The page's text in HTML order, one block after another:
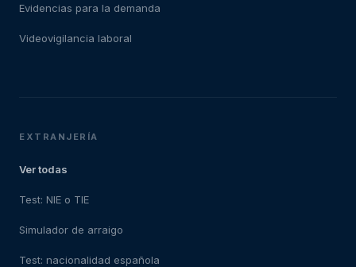
Evidencias para la demanda
Videovigilancia laboral
EXTRANJERÍA
Ver todas
Test: NIE o TIE
Simulador de arraigo
Test: nacionalidad española